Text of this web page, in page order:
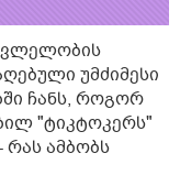
უმძიმესი
ჩანს, როგორ
"ტიკტოკერს"
ამბობს